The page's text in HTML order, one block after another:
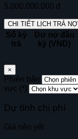
5.000.000.000 đ
CHI TIẾT LỊCH TRẢ NỢ
Số kỳ
trả
Dư nợ đầu
kỳ (VND)
×
Phiên bản
vực (*)
Dự tính chi phí
Giá nên yết